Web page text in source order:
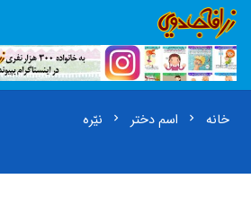
خانه chevron_right اسم دختر chevron_right نیّره